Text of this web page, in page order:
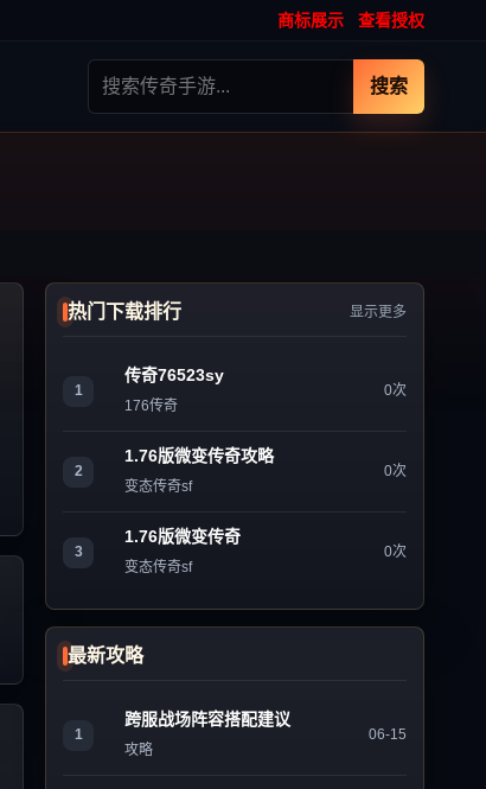
商标展示 查看授权
搜索
热门下载排行 显示更多
1
传奇76523sy
176传奇
0次
2
1.76版微变传奇攻略
变态传奇sf
0次
3
1.76版微变传奇
变态传奇sf
0次
最新攻略
1
跨服战场阵容搭配建议
攻略
06-15